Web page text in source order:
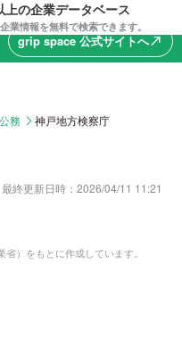
の企業データベース
業情報を無料で検索できます。
grip space 公式サイトへnorth_east
務 神戸地方検察庁
最終更新日時： 2026/04/11 11:21
省）をもとに作成しています。